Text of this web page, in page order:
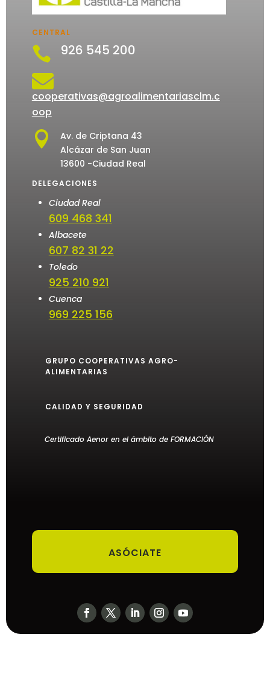
CENTRAL
 926 545 200

cooperativas@agroalimentariasclm.c
oop

Av. de Criptana 43
Alcázar de San Juan
13600 -Ciudad Real
DELEGACIONES
Ciudad Real
609 468 341
Albacete
607 82 31 22
Toledo
925 210 921
Cuenca
969 225 156
GRUPO COOPERATIVAS AGRO-
ALIMENTARIAS
CALIDAD Y SEGURIDAD
Certificado Aenor en el ámbito de FORMACIÓN
ASÓCIATE